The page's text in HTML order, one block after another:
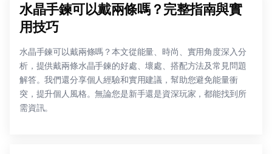
水晶手鍊可以戴兩條嗎？完整指南與實
用技巧
水晶手鍊可以戴兩條嗎？本文從能量、時尚、實用角度深入分
析，提供戴兩條水晶手鍊的好處、壞處、搭配方法及常見問題
解答。我們還分享個人經驗和實用建議，幫助您避免能量衝
突，提升個人風格。無論您是新手還是資深玩家，都能找到所
需資訊。